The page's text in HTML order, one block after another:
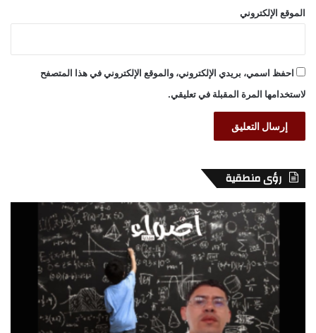
الموقع الإلكتروني
احفظ اسمي، بريدي الإلكتروني، والموقع الإلكتروني في هذا المتصفح
لاستخدامها المرة المقبلة في تعليقي.
رؤى منطقية